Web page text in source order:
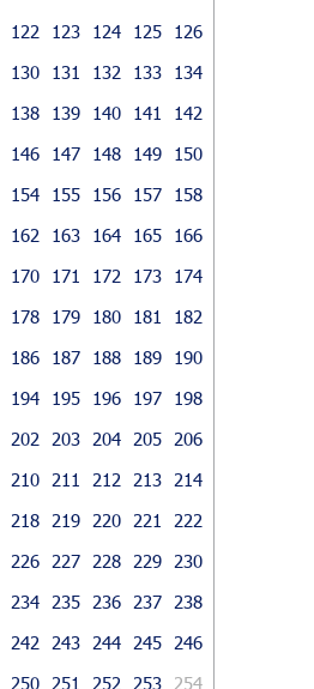
122 123 124 125
126
130 131 132 133
134
138 139 140 141
142
146 147 148 149
150
154 155 156 157
158
162 163 164 165
166
170 171 172 173
174
178 179 180 181
182
186 187 188 189
190
194 195 196 197
198
202 203 204 205
206
210 211 212 213
214
218 219 220 221
222
226 227 228 229
230
234 235 236 237
238
242 243 244 245
246
250 251 252 253
254